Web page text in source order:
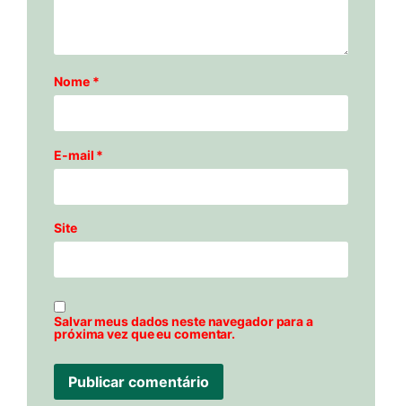
Nome *
E-mail *
Site
Salvar meus dados neste navegador para a
próxima vez que eu comentar.